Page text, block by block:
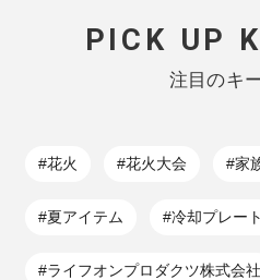
PICK UP
注目のキ
#花火 #花火大会 #家
#夏アイテム #冷却プレート
#ライフオンプロダクツ株式会社